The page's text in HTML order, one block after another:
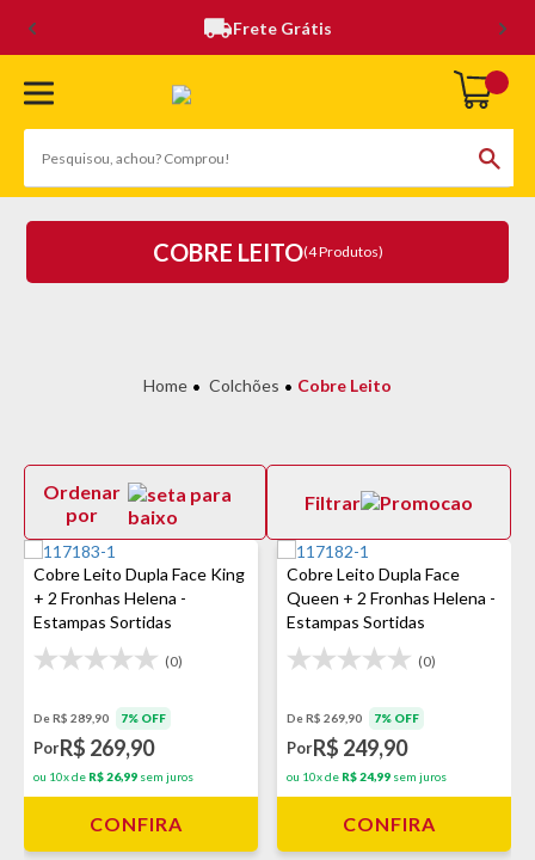
Frete Grátis
COBRE LEITO(4 Produtos)
Colchões Cobre Leito
Ordenar
por
Filtrar
Cobre Leito Dupla Face King
+ 2 Fronhas Helena -
Estampas Sortidas
(0)
De R$ 289,90 7% OFF
PorR$ 269,90
ou 10x de R$ 26,99 sem juros
CONFIRA
Cobre Leito Dupla Face
Queen + 2 Fronhas Helena -
Estampas Sortidas
(0)
De R$ 269,90 7% OFF
PorR$ 249,90
ou 10x de R$ 24,99 sem juros
CONFIRA